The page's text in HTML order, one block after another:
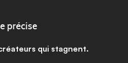
précise
qui stagnent.